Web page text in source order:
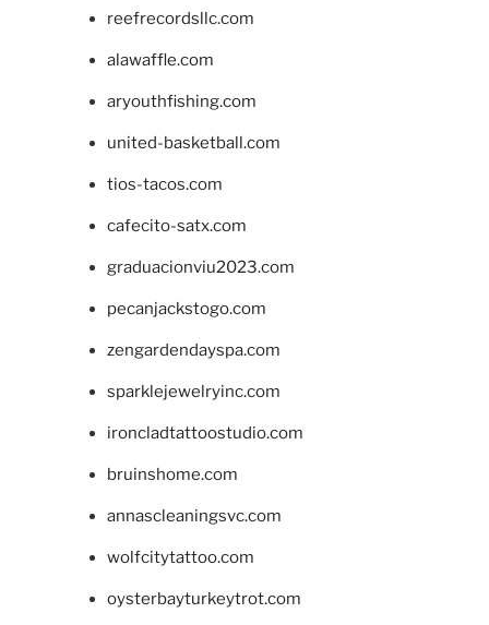
reefrecordsllc.com
alawaffle.com
aryouthfishing.com
united-basketball.com
tios-tacos.com
cafecito-satx.com
graduacionviu2023.com
pecanjackstogo.com
zengardendayspa.com
sparklejewelryinc.com
ironcladtattoostudio.com
bruinshome.com
annascleaningsvc.com
wolfcitytattoo.com
oysterbayturkeytrot.com